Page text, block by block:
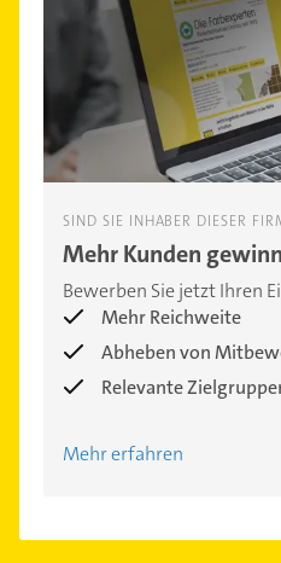
SIND SIE INHABER DIESER
Mehr Kunden
Bewerben Sie jetzt Ihren
Mehr Reichweite
Abheben von
Relevante
Mehr erfahren